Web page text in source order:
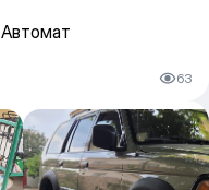
Автомат
63